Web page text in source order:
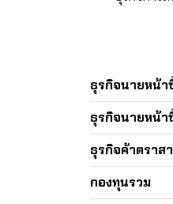
ธุรกิจนายหน้
ธุรกิจนายหน้
ธุรกิจค้าตราส
กองทุนรวม